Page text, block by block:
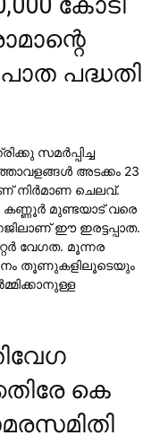
പദ്ധതി
സമര്‍പ്പിച്ച
അടക്കം 23
നിര്‍മാണ ചെലവ്.
മുണ്ടയാട് വരെ
ഈ ഇരട്ടപ്പാത.
വേഗത. മൂന്നര
തൂണുകളിലൂടെയും
കെ